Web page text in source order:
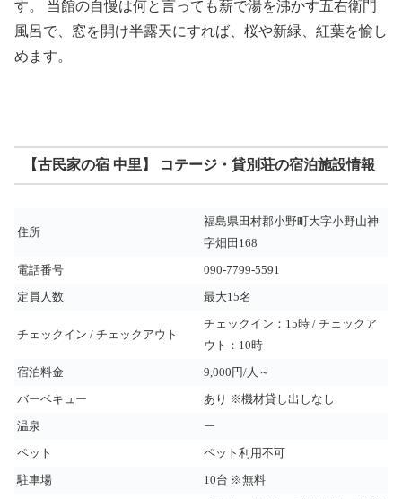
す。 当館の自慢は何と言っても薪で湯を沸かす五右衛門
風呂で、窓を開け半露天にすれば、桜や新緑、紅葉を愉し
めます。
【古民家の宿 中里】 コテージ・貸別荘の宿泊施設情報
住所
福島県田村郡小野町大字小野山神
字畑田168
電話番号 090-7799-5591
定員人数 最大15名
チェックイン / チェックアウト
チェックイン：15時 / チェックア
ウト：10時
宿泊料金 9,000円/人～
バーベキュー あり ※機材貸し出しなし
温泉 ー
ペット ペット利用不可
駐車場 10台 ※無料